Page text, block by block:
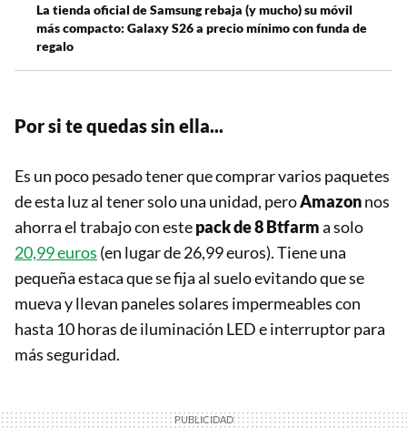
La tienda oficial de Samsung rebaja (y mucho) su móvil
más compacto: Galaxy S26 a precio mínimo con funda de
regalo
Por si te quedas sin ella...
Es un poco pesado tener que comprar varios paquetes
de esta luz al tener solo una unidad, peroAmazonnos
ahorra el trabajo con estepack de 8 Btfarma solo
20,99 euros (en lugar de 26,99 euros). Tiene una
pequeña estaca que se fija al suelo evitando que se
mueva y llevan paneles solares impermeables con
hasta 10 horas de iluminación LED e interruptor para
más seguridad.